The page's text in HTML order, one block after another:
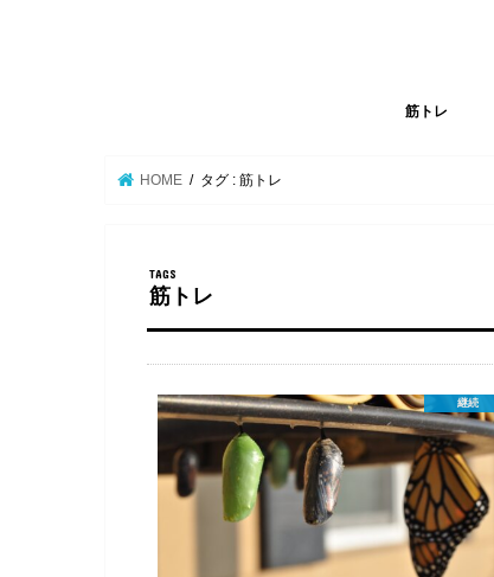
筋トレ
HOME タグ : 筋トレ
筋トレ
継続